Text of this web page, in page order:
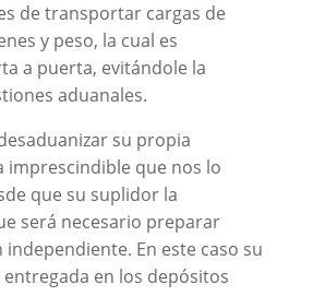
de transportar cargas de
y peso, la cual es
a puerta, evitándole la
aduanales.
su propia
imprescindible que nos lo
que su suplidor la
será necesario preparar
En este caso su
en los depósitos